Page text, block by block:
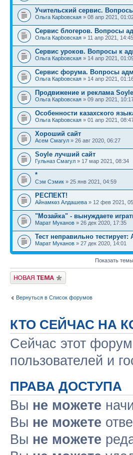
Учительский сервис.
Ольга Карbовская » 08 апр 2021,
Сервис блогеров. Вопросы
Ольга Карbовская » 11 апр 2021, 14:45
Сервис уроков. Вопросы к
Ольга Карbовская » 14 апр 2021,
Сервис форума. Вопросы
Ольга Карbовская » 14 апр 2021,
Продвижение и реклама
Ольга Карbовская » 09 апр 2021,
Особенности казахского
Ольга Карbовская » 01 апр 2021,
Хороший сайт
Асем Смагул » 26 авг 2020, 06:27
Soyle лучший сайт
Гульназ Смагул » 17 мар 2021, 08:34
*
Сэм Сэмик » 25 янв 2021, 04:59
РЕСПЕКТ!
Айнамкөз Алдашева » 12 фев 2021,
"Мозайка" - вынуждаете
Марат Муканов » 26 дек 2020, 17:35
Тест неправильно тестирует:
Марат Муканов » 27 дек 2020, 14:01
Показать
Новая тема
Вернуться в Список форумов
КТО СЕЙЧАС НА
Сейчас этот
пользователей и
ПРАВА ДОСТУПА
Вы не можете
Вы не можете
Вы не можете